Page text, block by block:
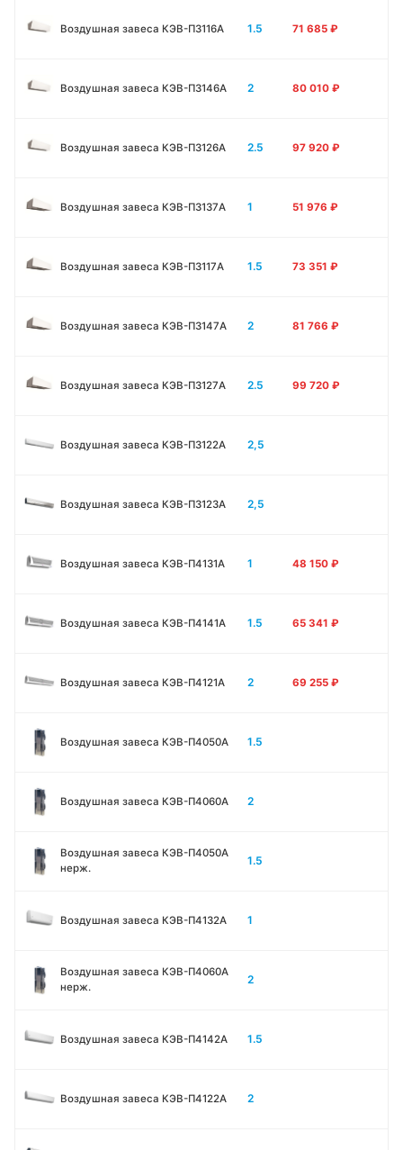
Воздушная завеса КЭВ-П3116A 1.5 71 685 ₽
Воздушная завеса КЭВ-П3146A 2 80 010 ₽
Воздушная завеса КЭВ-П3126A 2.5 97 920 ₽
Воздушная завеса КЭВ-П3137A 1 51 976 ₽
Воздушная завеса КЭВ-П3117A 1.5 73 351 ₽
Воздушная завеса КЭВ-П3147A 2 81 766 ₽
Воздушная завеса КЭВ-П3127A 2.5 99 720 ₽
Воздушная завеса КЭВ-П3122A 2,5
Воздушная завеса КЭВ-П3123A 2,5
Воздушная завеса КЭВ-П4131A 1 48 150 ₽
Воздушная завеса КЭВ-П4141A 1.5 65 341 ₽
Воздушная завеса КЭВ-П4121A 2 69 255 ₽
Воздушная завеса КЭВ-П4050A 1.5
Воздушная завеса КЭВ-П4060A 2
Воздушная завеса КЭВ-П4050A
нерж.
1.5
Воздушная завеса КЭВ-П4132A 1
Воздушная завеса КЭВ-П4060A
нерж.
2
Воздушная завеса КЭВ-П4142A 1.5
Воздушная завеса КЭВ-П4122A 2